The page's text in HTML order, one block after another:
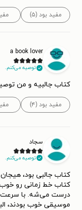
مفید بود (۵)
a book lover
توصیه می‌کنم.
کتاب جالبیه و من
مفید بود (۴)
سجاد
توصیه می‌کنم.
کتاب جالبی بود،
کتاب خط زمانی رو
موسیقی خوب بودند،